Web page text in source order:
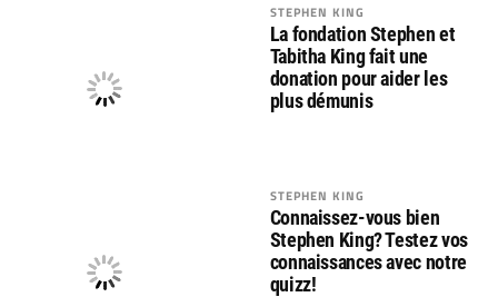
STEPHEN KING
La fondation Stephen et
Tabitha King fait une
donation pour aider les
plus démunis
STEPHEN KING
Connaissez-vous bien
Stephen King? Testez vos
connaissances avec notre
quizz!